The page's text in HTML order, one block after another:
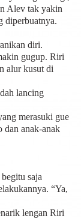
Alev tak yakin
diperbuatnya.
diri.
gugup. Riri
alur kusut di
lancing
merasuki gue
dan anak-anak
saja
“Ya,
lengan Riri